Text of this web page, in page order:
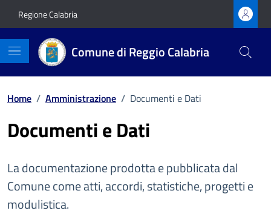
Regione Calabria
Comune di Reggio Calabria
Home / Amministrazione / Documenti e Dati
Documenti e Dati
La documentazione prodotta e pubblicata dal
Comune come atti, accordi, statistiche, progetti e
modulistica.